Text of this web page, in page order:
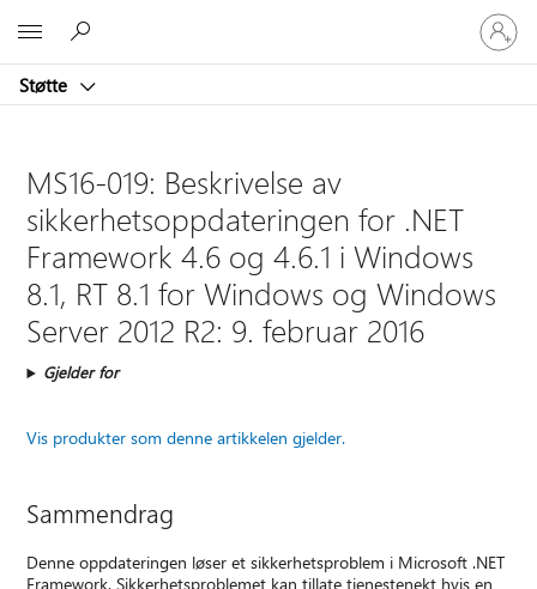
Støtte
Logg
på
kontoen
MS16-019: Beskrivelse av
sikkerhetsoppdateringen for .NET
Framework 4.6 og 4.6.1 i Windows
8.1, RT 8.1 for Windows og Windows
Server 2012 R2: 9. februar 2016
Gjelder for
Vis produkter som denne artikkelen gjelder.
Sammendrag
Denne oppdateringen løser et sikkerhetsproblem i Microsoft .NET
Framework. Sikkerhetsproblemet kan tillate tjenestenekt hvis en